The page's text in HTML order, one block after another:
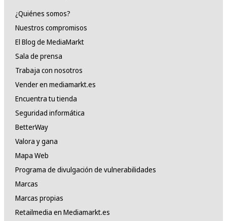
¿Quiénes somos?
Nuestros compromisos
El Blog de MediaMarkt
Sala de prensa
Trabaja con nosotros
Vender en mediamarkt.es
Encuentra tu tienda
Seguridad informática
BetterWay
Valora y gana
Mapa Web
Programa de divulgación de vulnerabilidades
Marcas
Marcas propias
Retailmedia en Mediamarkt.es